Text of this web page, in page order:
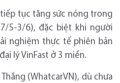
tục tăng sức nóng trong
5-3/6), đặc biệt khi người
nghiệm thực tế phiên bản
lý VinFast ở 3 miền.
(WhatcarVN), dù chưa